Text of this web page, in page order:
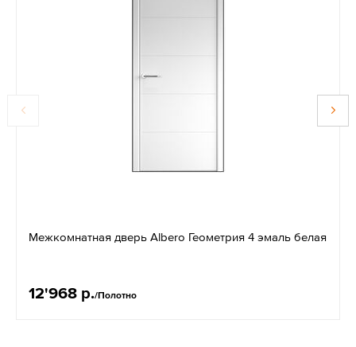
Межкомнатная дверь Albero Геометрия 4 эмаль белая
12'968 р./Полотно